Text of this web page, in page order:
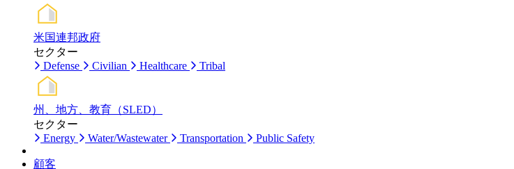
米国連邦政府
セクター
Defense
Civilian Healthcare Tribal
州、地方、教育（SLED）
セクター
Energy
Water/Wastewater Transportation Public Safety
顧客